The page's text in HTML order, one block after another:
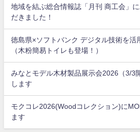
地域を結ぶ総合情報誌「月刊 商工会」
だきました！
徳島県×ソフトバンク デジタル技術を活
（木粉簡易トイレも登場！）
みなとモデル木材製品展示会2026（3/3
します
モクコレ2026(Woodコレクション)に
ます